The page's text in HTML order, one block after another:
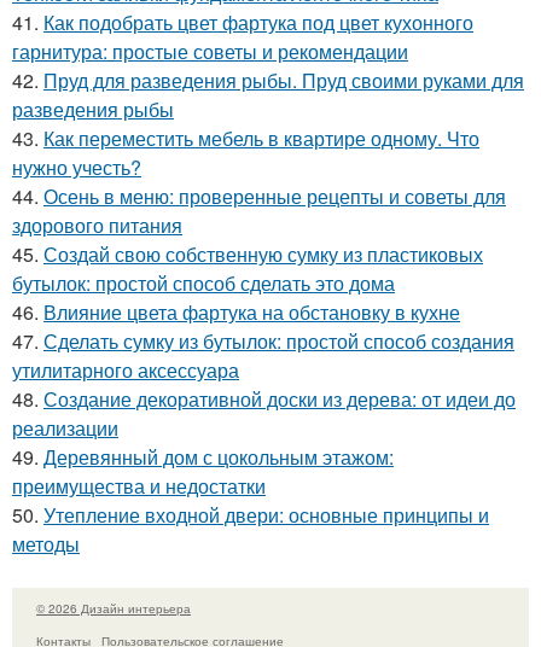
41. Как подобрать цвет фартука под цвет кухонного
гарнитура: простые советы и рекомендации
42. Пруд для разведения рыбы. Пруд своими руками для
разведения рыбы
43. Как переместить мебель в квартире одному. Что
нужно учесть?
44. Осень в меню: проверенные рецепты и советы для
здорового питания
45. Создай свою собственную сумку из пластиковых
бутылок: простой способ сделать это дома
46. Влияние цвета фартука на обстановку в кухне
47. Сделать сумку из бутылок: простой способ создания
утилитарного аксессуара
48. Создание декоративной доски из дерева: от идеи до
реализации
49. Деревянный дом с цокольным этажом:
преимущества и недостатки
50. Утепление входной двери: основные принципы и
методы
© 2026 Дизайн интерьера
Контакты
Пользовательское соглашение